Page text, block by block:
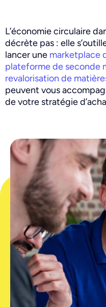
L’économie circulaire
décrète pas : elle
lancer une marketplace
plateforme de seconde
revalorisation de
peuvent vous
de votre stratégie